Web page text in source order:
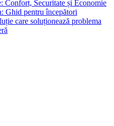
Confort, Securitate și Economie
Ghid pentru începători
care soluționează problema